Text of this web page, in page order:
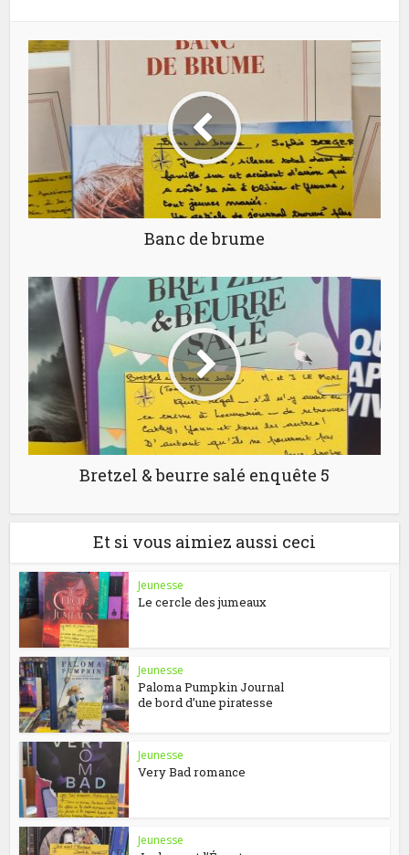
Banc de brume
Bretzel & beurre salé enquête 5
Et si vous aimiez aussi ceci
Jeunesse
Le cercle des jumeaux
Jeunesse
Paloma Pumpkin Journal
de bord d’une piratesse
Jeunesse
Very Bad romance
Jeunesse